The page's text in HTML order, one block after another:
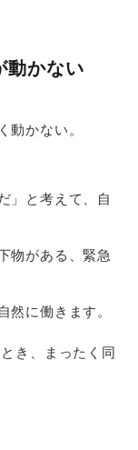
動かない
動かない。
」と考えて、自
物がある、緊急
然に働きます。
き、まったく同